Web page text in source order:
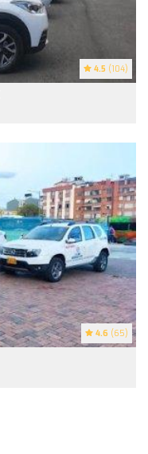
4.5 (104)
4.6 (65)